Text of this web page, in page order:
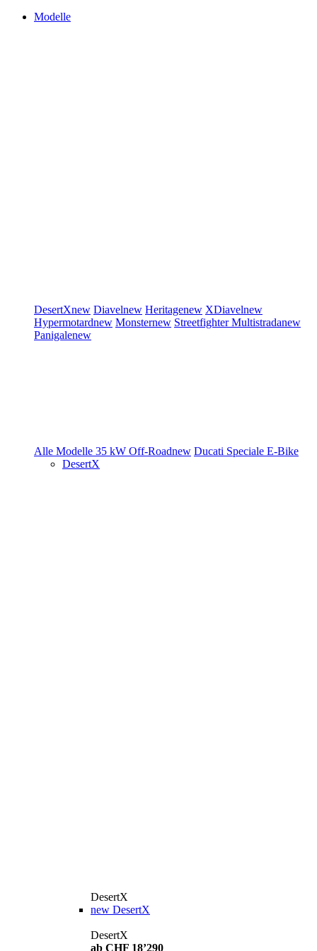
Modelle
DesertXnew Diavelnew Heritagenew XDiavelnew
Hypermotardnew Monsternew StreetfighterMultistradanew
Panigalenew
Alle Modelle 35 kW Off-Roadnew Ducati Speciale E-Bike
DesertX
DesertX
new DesertX
DesertX
ab CHF 18’290